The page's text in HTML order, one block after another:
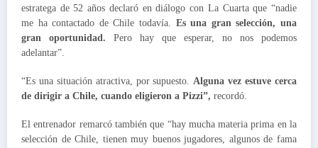
estratega de 52 años declaró en diálogo con La Cuarta que “nadie
me ha contactado de Chile todavía. Es una gran selección, una
gran oportunidad. Pero hay que esperar, no nos podemos
adelantar”.
“Es una situación atractiva, por supuesto. Alguna vez estuve cerca
de dirigir a Chile, cuando eligieron a Pizzi”, recordó.
El entrenador remarcó también que “hay mucha materia prima en la
selección de Chile, tienen muy buenos jugadores, algunos de fama